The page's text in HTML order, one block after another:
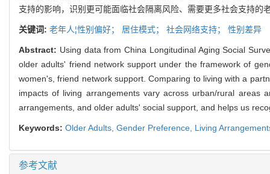
支持的影响，识别更可能面临社会隔离风险、需要更多社会支持
关键词: 老年人¦性别偏好； 居住模式； 社会网络支持； 性别差异
Abstract: Using data from China Longitudinal Aging Social
older adults' friend network support under the framework of
women's, friend network support. Comparing to living with a
impacts of living arrangements vary across urban/rural areas
arrangements, and older adults' social support, and helps us
Keywords: Older Adults, Gender Preference, Living
参考文献